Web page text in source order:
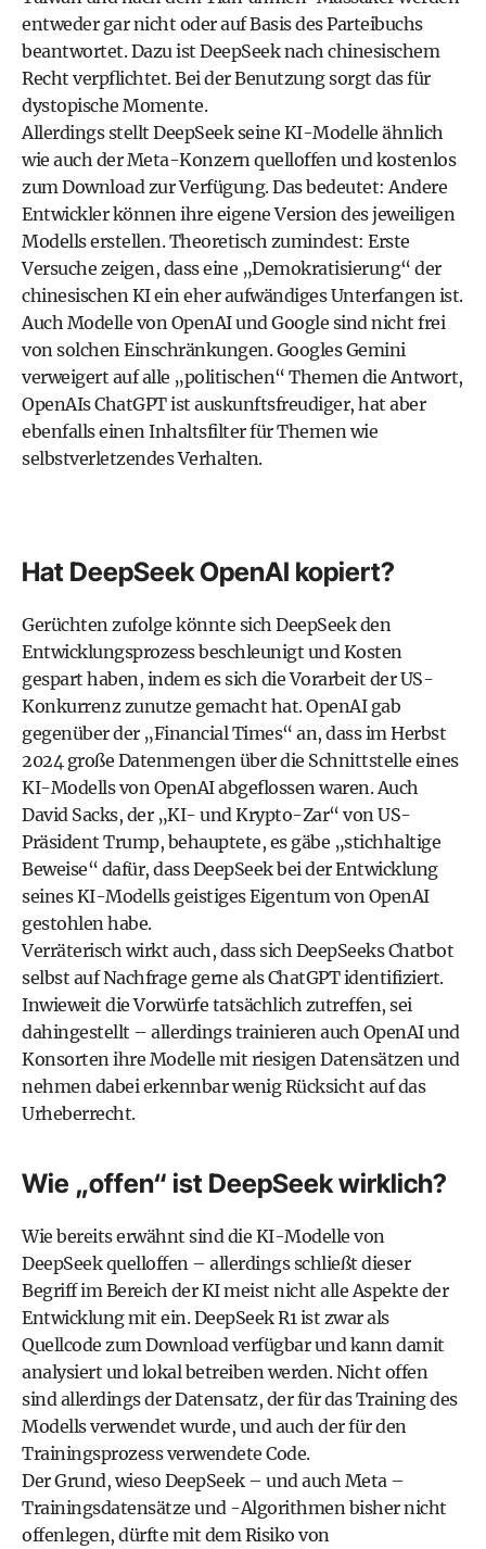
entweder gar nicht oder auf Basis des Parteibuchs
beantwortet. Dazu ist DeepSeek nach chinesischem
Recht verpflichtet. Bei der Benutzung sorgt das für
dystopische Momente.
Allerdings stellt DeepSeek seine KI-Modelle ähnlich
wie auch der Meta-Konzern quelloffen und kostenlos
zum Download zur Verfügung. Das bedeutet: Andere
Entwickler können ihre eigene Version des jeweiligen
Modells erstellen. Theoretisch zumindest: Erste
Versuche zeigen, dass eine „Demokratisierung“ der
chinesischen KI ein eher aufwändiges Unterfangen ist.
Auch Modelle von OpenAI und Google sind nicht frei
von solchen Einschränkungen. Googles Gemini
verweigert auf alle „politischen“ Themen die Antwort,
OpenAIs ChatGPT ist auskunftsfreudiger, hat aber
ebenfalls einen Inhaltsfilter für Themen wie
selbstverletzendes Verhalten.
Hat DeepSeek OpenAI kopiert?
Gerüchten zufolge könnte sich DeepSeek den
Entwicklungsprozess beschleunigt und Kosten
gespart haben, indem es sich die Vorarbeit der US-
Konkurrenz zunutze gemacht hat. OpenAI gab
gegenüber der „Financial Times“ an, dass im Herbst
2024 große Datenmengen über die Schnittstelle eines
KI-Modells von OpenAI abgeflossen waren. Auch
David Sacks, der „KI- und Krypto-Zar“ von US-
Präsident Trump, behauptete, es gäbe „stichhaltige
Beweise“ dafür, dass DeepSeek bei der Entwicklung
seines KI-Modells geistiges Eigentum von OpenAI
gestohlen habe.
Verräterisch wirkt auch, dass sich DeepSeeks Chatbot
selbst auf Nachfrage gerne als ChatGPT identifiziert.
Inwieweit die Vorwürfe tatsächlich zutreffen, sei
dahingestellt – allerdings trainieren auch OpenAI und
Konsorten ihre Modelle mit riesigen Datensätzen und
nehmen dabei erkennbar wenig Rücksicht auf das
Urheberrecht.
Wie „offen“ ist DeepSeek wirklich?
Wie bereits erwähnt sind die KI-Modelle von
DeepSeek quelloffen – allerdings schließt dieser
Begriff im Bereich der KI meist nicht alle Aspekte der
Entwicklung mit ein. DeepSeek R1 ist zwar als
Quellcode zum Download verfügbar und kann damit
analysiert und lokal betreiben werden. Nicht offen
sind allerdings der Datensatz, der für das Training des
Modells verwendet wurde, und auch der für den
Trainingsprozess verwendete Code.
Der Grund, wieso DeepSeek – und auch Meta –
Trainingsdatensätze und -Algorithmen bisher nicht
offenlegen, dürfte mit dem Risiko von